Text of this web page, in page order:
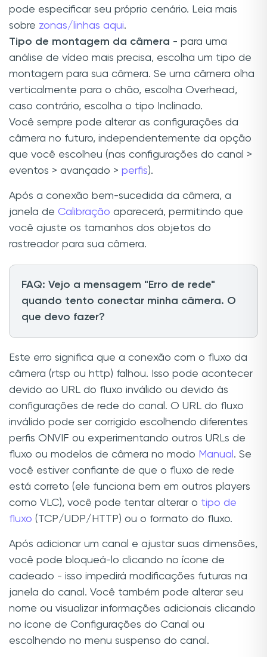
pode especificar seu próprio cenário. Leia mais
sobre zonas/linhas aqui.
Tipo de montagem da câmera - para uma
análise de vídeo mais precisa, escolha um tipo de
montagem para sua câmera. Se uma câmera olha
verticalmente para o chão, escolha Overhead,
caso contrário, escolha o tipo Inclinado.
Você sempre pode alterar as configurações da
câmera no futuro, independentemente da opção
que você escolheu (nas configurações do canal >
eventos > avançado > perfis).
Após a conexão bem-sucedida da câmera, a
janela de Calibração aparecerá, permitindo que
você ajuste os tamanhos dos objetos do
rastreador para sua câmera.
FAQ: Vejo a mensagem "Erro de rede"
quando tento conectar minha câmera. O
que devo fazer?
Este erro significa que a conexão com o fluxo da
câmera (rtsp ou http) falhou. Isso pode acontecer
devido ao URL do fluxo inválido ou devido às
configurações de rede do canal. O URL do fluxo
inválido pode ser corrigido escolhendo diferentes
perfis ONVIF ou experimentando outros URLs de
fluxo ou modelos de câmera no modo Manual . Se
você estiver confiante de que o fluxo de rede
está correto (ele funciona bem em outros players
como VLC), você pode tentar alterar o tipo de
fluxo (TCP/UDP/HTTP) ou o formato do fluxo.
Após adicionar um canal e ajustar suas dimensões,
você pode bloqueá-lo clicando no ícone de
cadeado - isso impedirá modificações futuras na
janela do canal. Você também pode alterar seu
nome ou visualizar informações adicionais clicando
no ícone de Configurações do Canal ou
escolhendo no menu suspenso do canal.